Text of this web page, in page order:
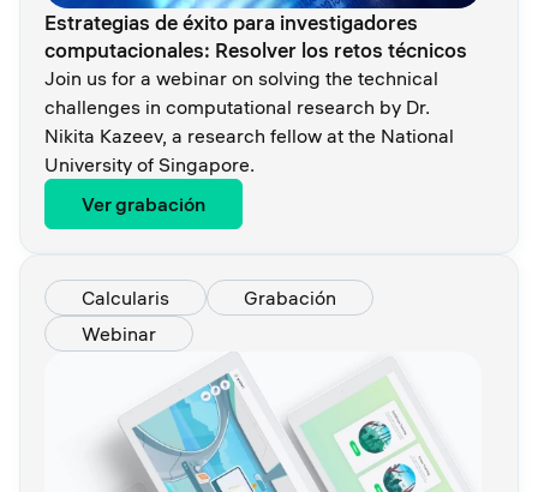
Estrategias de éxito para investigadores
computacionales: Resolver los retos técnicos
Join us for a webinar on solving the technical
challenges in computational research by Dr.
Nikita Kazeev, a research fellow at the National
University of Singapore.
Ver grabación
Calcularis
Grabación
Webinar